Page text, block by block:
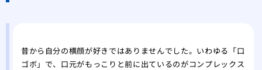
注
昔から自分の横顔が好きではありませんでした。いわゆる「口
ゴボ」で、口元がもっこりと前に出ているのがコンプレックス